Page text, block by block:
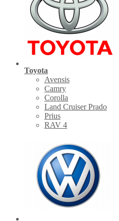
Toyota
Avensis
Camry
Corolla
Land Cruiser Prado
Prius
RAV 4